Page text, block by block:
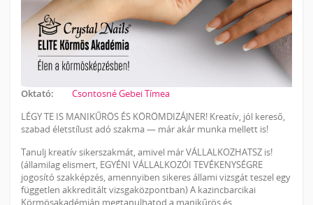
Oktató:
Csontosné Gebei Tímea
LÉGY TE IS MANIKŰRÖS ÉS KÖRÖMDIZÁJNER! Kreatív, jól kereső,
szabad életstílust adó szakma — már akár munka mellett is!
Tanulj kreatív sikerszakmát, amivel már VÁLLALKOZHATSZ is!
(államilag elismert, EGYÉNI VÁLLALKOZÓI TEVÉKENYSÉGRE
jogosító szakképzés, amennyiben sikeres állami vizsgát teszel egy
független akkreditált vizsgaközpontban) A kazincbarcikai
Körmösakadémián megtanulhatod a manikűrös és